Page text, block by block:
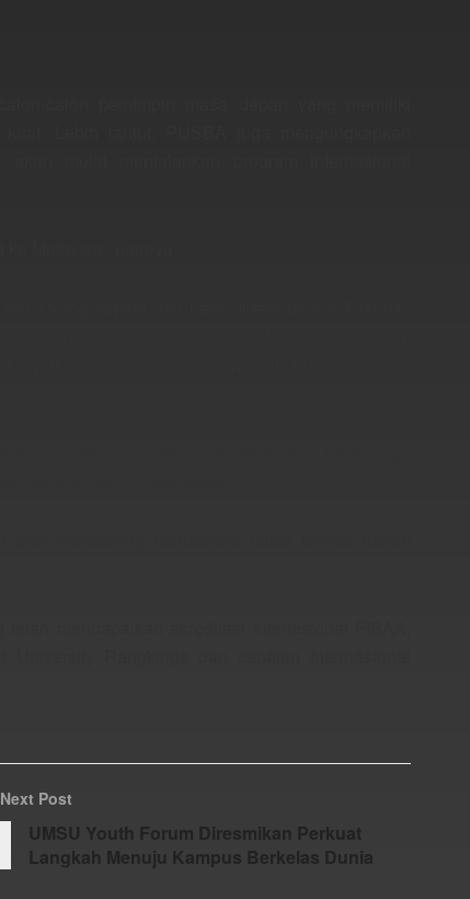
Next Post
UMSU Youth Forum Diresmikan Perkuat
Langkah Menuju Kampus Berkelas Dunia